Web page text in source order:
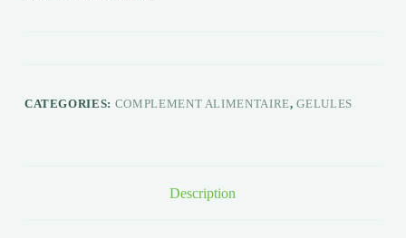
CATEGORIES: COMPLEMENT ALIMENTAIRE,GELULES
Description